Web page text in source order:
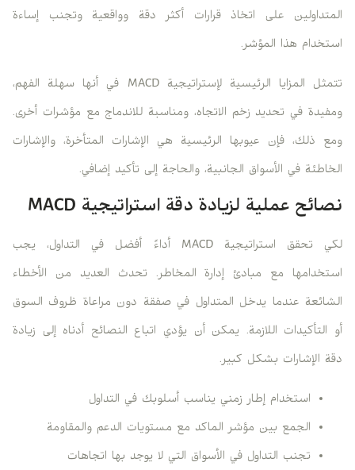
المتداولين على اتخاذ قرارات أكثر دقة وواقعية وتجنب إساءة
استخدام هذا المؤشر.
تتمثل المزايا الرئيسية لإستراتيجية MACD في أنها سهلة الفهم،
ومفيدة في تحديد زخم الاتجاه، ومناسبة للاندماج مع مؤشرات أخرى.
ومع ذلك، فإن عيوبها الرئيسية هي الإشارات المتأخرة، والإشارات
الخاطئة في الأسواق الجانبية، والحاجة إلى تأكيد إضافي.
نصائح عملية لزيادة دقة استراتيجية MACD
لكي تحقق استراتيجية MACD أداءً أفضل في التداول، يجب
استخدامها مع مبادئ إدارة المخاطر. تحدث العديد من الأخطاء
الشائعة عندما يدخل المتداول في صفقة دون مراعاة ظروف السوق
أو التأكيدات اللازمة. يمكن أن يؤدي اتباع النصائح أدناه إلى زيادة
دقة الإشارات بشكل كبير.
استخدام إطار زمني يناسب أسلوبك في التداول
الجمع بين مؤشر الماكد مع مستويات الدعم والمقاومة
تجنب التداول في الأسواق التي لا يوجد بها اتجاهات